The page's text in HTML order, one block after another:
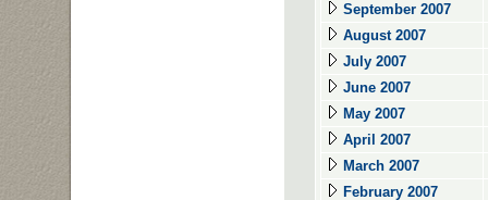
September 2007
August 2007
July 2007
June 2007
May 2007
April 2007
March 2007
February 2007